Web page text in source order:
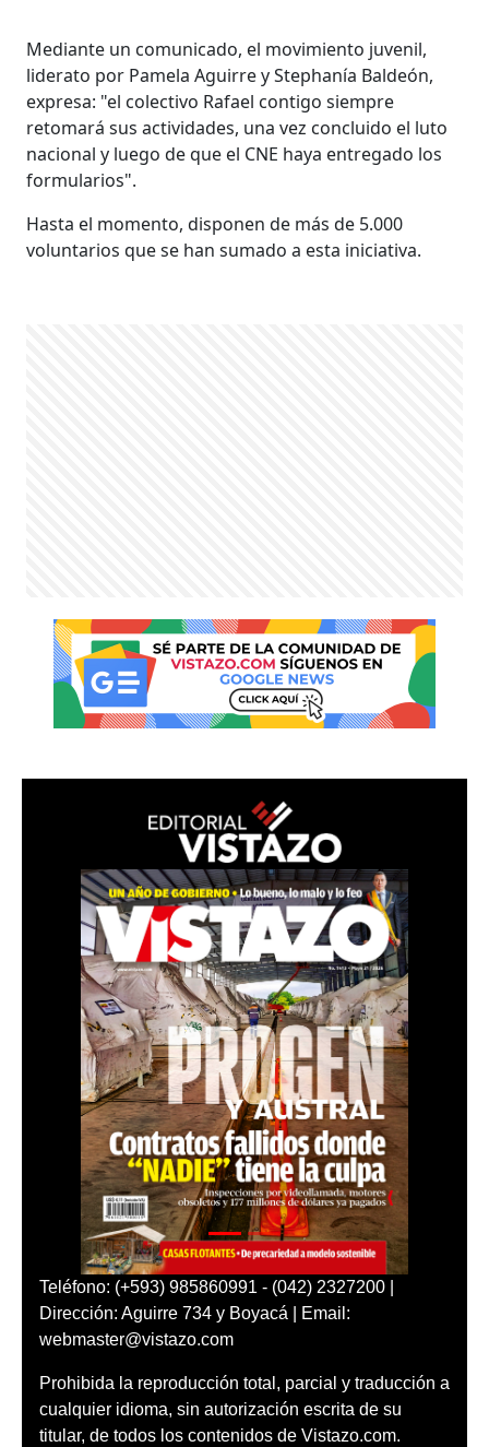
Mediante un comunicado, el movimiento juvenil,
liderato por Pamela Aguirre y Stephanía Baldeón,
expresa: "el colectivo Rafael contigo siempre
retomará sus actividades, una vez concluido el luto
nacional y luego de que el CNE haya entregado los
formularios".
Hasta el momento, disponen de más de 5.000
voluntarios que se han sumado a esta iniciativa.
Teléfono: (+593) 985860991 - (042) 2327200 |
Dirección: Aguirre 734 y Boyacá | Email:
webmaster@vistazo.com
Prohibida la reproducción total, parcial y traducción a
cualquier idioma, sin autorización escrita de su
titular, de todos los contenidos de Vistazo.com.